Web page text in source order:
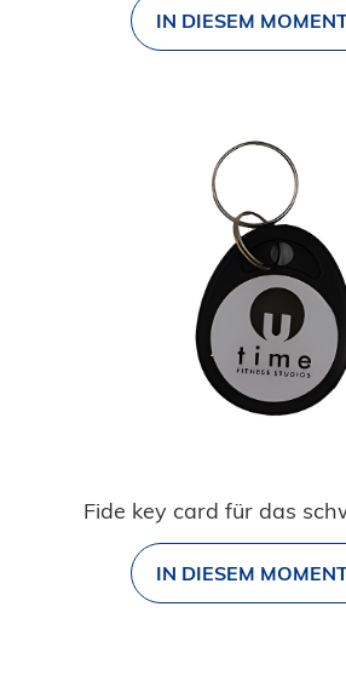
IN DIESEM
Fide key card für das
IN DIESEM